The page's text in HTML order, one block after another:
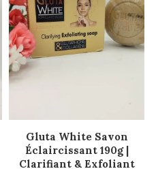
LIRE LA SUITE
Gluta White Savon
Éclaircissant 190g |
Clarifiant & Exfoliant